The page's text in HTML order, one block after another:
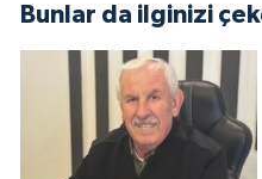
Bunlar da ilginizi